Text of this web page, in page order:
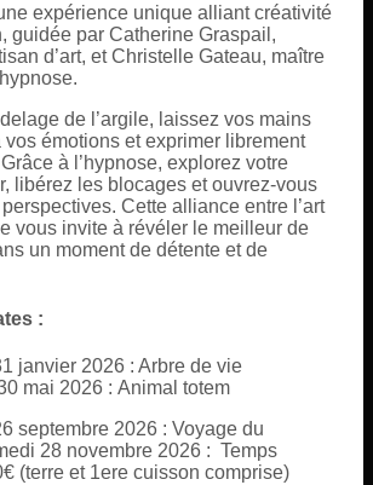
expérience unique alliant créativité
guidée par Catherine Graspail,
d’art, et Christelle Gateau, maître
de l’argile, laissez vos mains
vos émotions et exprimer librement
à l’hypnose, explorez votre
libérez les blocages et ouvrez-vous
Cette alliance entre l’art
vous invite à révéler le meilleur de
un moment de détente et de
:
janvier 2026 : Arbre de vie
mai 2026 : Animal totem
septembre 2026 : Voyage du
28 novembre 2026 : Temps
(terre et 1ere cuisson comprise)